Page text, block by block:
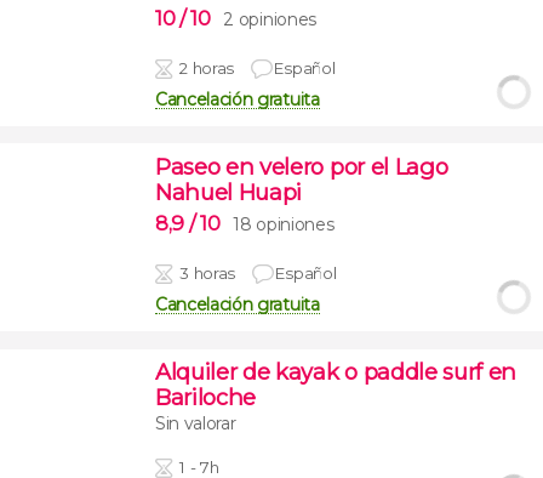
10/ 10 2 opiniones
2 horas Español
Cancelación gratuita
Paseo en velero por el Lago
Nahuel Huapi
8,9 / 10 18 opiniones
3 horas Español
Cancelación gratuita
Alquiler de kayak o paddle surf en
Bariloche
Sin valorar
1 - 7h